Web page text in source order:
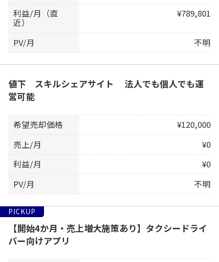
利益/月（直
近）
¥789,801
PV/月 不明
値下 スキルシェアサイト 法人でも個人でも運
営可能
希望売却価格
¥120,000
売上/月
¥0
利益/月
¥0
PV/月
不明
PICKUP
【開始4か月・売上増大施策あり】タクシードライ
バー向けアプリ